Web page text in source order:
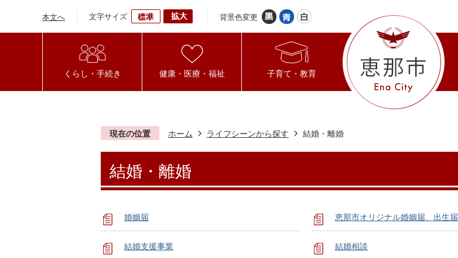
本文へ 文字サイズ 背景色変更
くらし・手続き 健康・医療・福祉 子育て・教育
現在の位置 ホーム ライフシーンから探す 結婚・離婚
結婚・離婚
婚姻届 恵那市オリジナル婚姻届、出生届
結婚支援事業 結婚相談